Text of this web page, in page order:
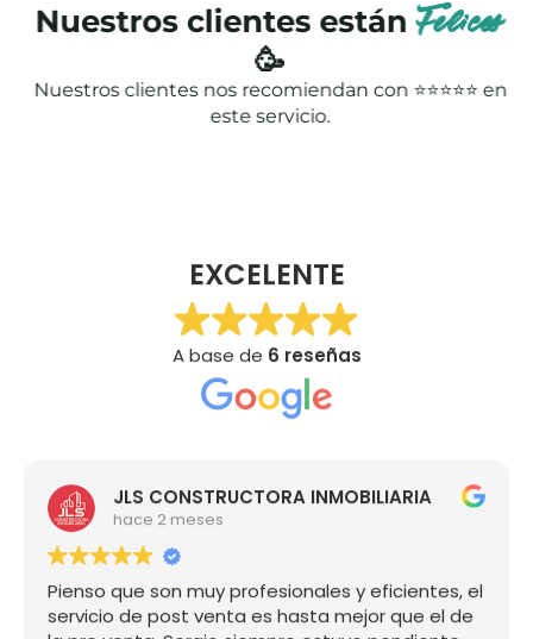
Nuestros clientes están Felices
🥳
Nuestros clientes nos recomiendan con ⭐⭐⭐⭐⭐ en
este servicio.
A base de6 reseñas
Pienso que son muy profesionales y eficientes, el
servicio de post venta es hasta mejor que el de
de los detalles y fue muy diligente con todas mis
preguntas, super recomendado, a nosotros nos